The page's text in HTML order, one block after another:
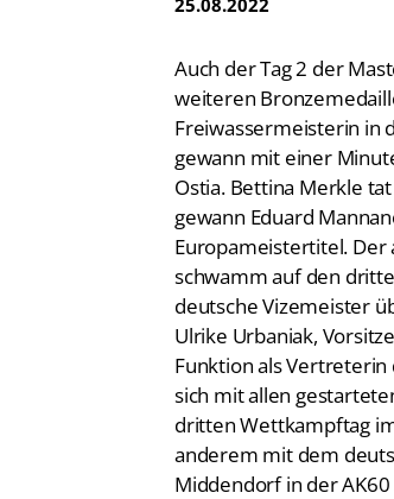
Auch der Tag 2 der
weiteren
Freiwassermeisterin in
gewann mit einer
Ostia. Bettina Merkle
gewann Eduard
Europameistertitel. Der
schwamm auf den
deutsche Vizemeister
Ulrike Urbaniak,
Funktion als
sich mit allen
dritten Wettkampftag
anderem mit dem
Middendorf in der